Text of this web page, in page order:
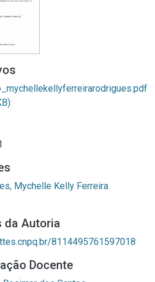
Mychelle Kelly Ferreira
da Autoria
8114495761597018
Docente